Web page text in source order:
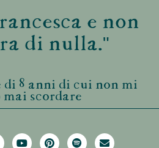
e non
di nulla."
di 8 anni di cui non mi
scordare